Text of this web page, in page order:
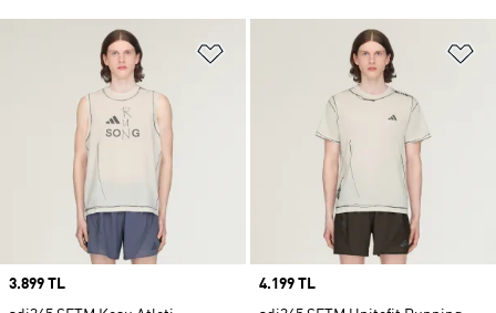
Favori Listesine Ekle
Price
3.899 TL
Price
4.199 TL